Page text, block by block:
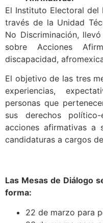
El Instituto Electoral del
través de la Unidad
No Discriminación,
sobre Acciones
discapacidad,
El objetivo de las tres
experiencias,
personas que
sus derechos
acciones afirmativas
candidaturas a cargos
Las Mesas de Diálogo
forma:
22 de marzo para